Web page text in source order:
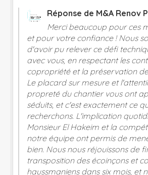
Réponse de M&A Renov
Merci beaucoup pour ces
et pour votre confiance ! Nous
d'avoir pu relever ce défi
avec vous, en respectant les
copropriété et la préservation
Le placard sur mesure et
propreté du chantier vous ont
séduits, et c'est exactement ce
recherchons. L'implication
Monsieur El Hakeim et la
notre équipe ont permis de
bien. Nous nous réjouissons de
transposition des écoinçons et
haussmaniens dans six mois, et